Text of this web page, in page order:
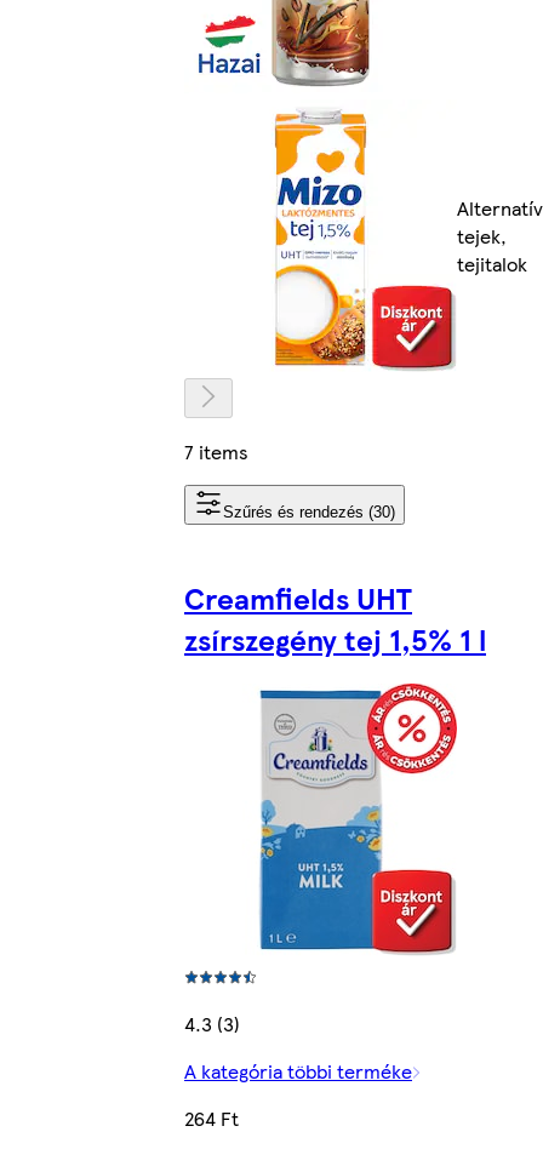
Alternatív
tejek,
tejitalok
7 items
Szűrés és rendezés (30)
Creamfields UHT
zsírszegény tej 1,5% 1 l
4.3 (3)
A kategória többi terméke
264 Ft